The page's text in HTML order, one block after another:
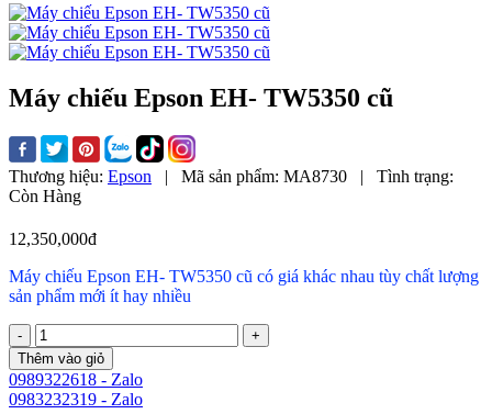
Máy chiếu Epson EH- TW5350 cũ
Thương hiệu: Epson | Mã sản phẩm: MA8730 |
Tình trạng:
Còn Hàng
12,350,000đ
Máy chiếu Epson EH- TW5350 cũ có giá khác nhau tùy chất lượng
sản phẩm mới ít hay nhiều
-
+
Thêm vào giỏ
0989322618 - Zalo
0983232319 - Zalo